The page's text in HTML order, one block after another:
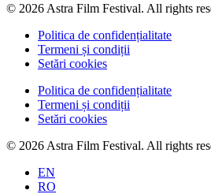
© 2026 Astra Film Festival. All rights
Politica de confidențialitate
Termeni și condiții
Setări cookies
Politica de confidențialitate
Termeni și condiții
Setări cookies
© 2026 Astra Film Festival. All rights
EN
RO